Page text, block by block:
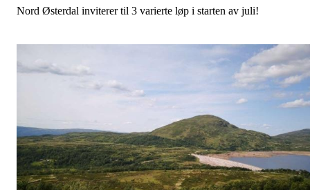
Nord Østerdal inviterer til 3 varierte løp i starten av juli!